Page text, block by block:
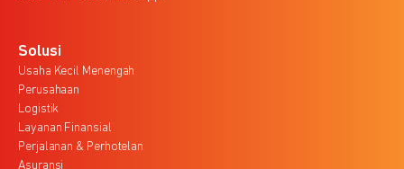
Solusi
Usaha Kecil Menengah
Perusahaan
Logistik
Layanan Finansial
Perjalanan & Perhotelan
Asuransi